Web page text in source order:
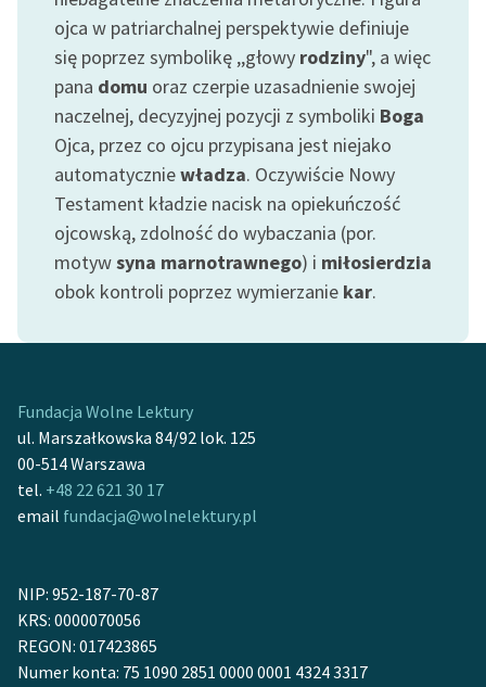
Szkoła Poezji Wolnych
Lektur
O nas
O projekcie
Zasady wykorzystania
Materiały promocyjne
Polityka prywatności
Regulamin biblioteki
Regulamin darowizn
Informacja o treściach
wrażliwych
ojca w patriarchalnej perspektywie definiuje
się poprzez symbolikę ,,głowy rodziny", a więc
pana domu oraz czerpie uzasadnienie swojej
naczelnej, decyzyjnej pozycji z symboliki Boga
Ojca, przez co ojcu przypisana jest niejako
automatyczniewładza. Oczywiście Nowy
Testament kładzie nacisk na opiekuńczość
ojcowską, zdolność do wybaczania (por.
motywsyna marnotrawnego) i miłosierdzia
obok kontroli poprzez wymierzanie kar.
Fundacja Wolne Lektury
ul. Marszałkowska 84/92 lok. 125
00-514 Warszawa
tel. +48 22 621 30 17
email fundacja@wolnelektury.pl
NIP: 952-187-70-87
KRS: 0000070056
REGON: 017423865
Numer konta: 75 1090 2851 0000 0001 4324 3317